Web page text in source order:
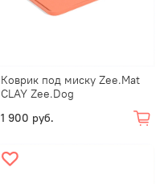
Коврик под миску Zee.Mat
CLAY Zee.Dog
1 900 руб.